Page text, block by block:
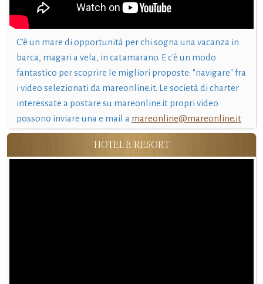
C'è un mare di opportunità per chi sogna una vacanza in
barca, magari a vela, in catamarano. E c'è un modo
fantastico per scoprire le migliori proposte: "navigare" fra
i video selezionati da mareonline.it. Le società di charter
interessate a postare su mareonline.it propri video
possono inviare una e mail a mareonline@mareonline.it
HOTEL E RESORT